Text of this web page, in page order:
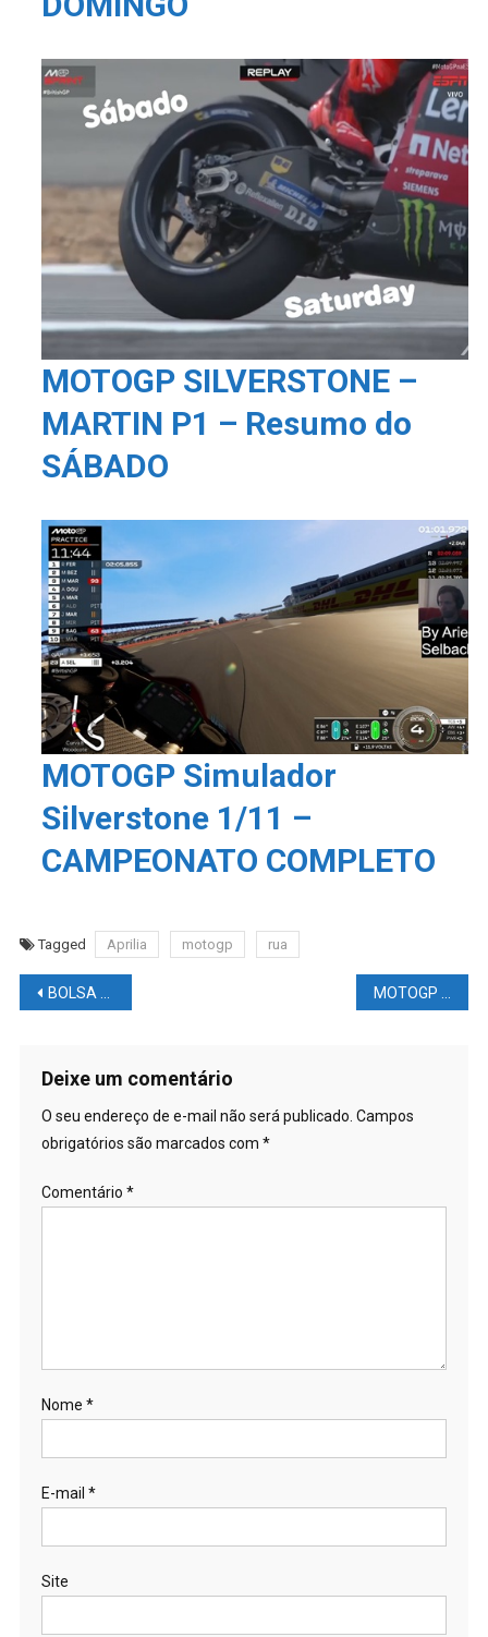
MOTOGP SILVERSTONE –
MARTIN P1 – Resumo do
SÁBADO
MOTOGP Simulador
Silverstone 1/11 –
CAMPEONATO COMPLETO
Tagged Aprilia motogp rua
Navegação
Post
BOLSA DE VALORES – Ganhando R$ 750 em 10 minutos
Deixe um comentário
O seu endereço de e-mail não será publicado. Campos
obrigatórios são marcados com *
Comentário *
Nome *
E-mail *
Site